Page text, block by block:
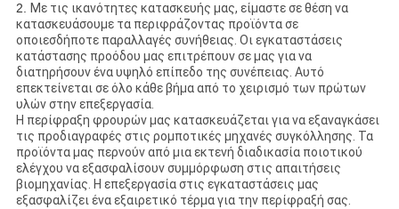
2. Με τις ικανότητες κατασκευής μας, είμαστε σε θέση να
κατασκευάσουμε τα περιφράζοντας προϊόντα σε
οποιεσδήποτε παραλλαγές συνήθειας. Οι εγκαταστάσεις
κατάστασης προόδου μας επιτρέπουν σε μας για να
διατηρήσουν ένα υψηλό επίπεδο της συνέπειας. Αυτό
επεκτείνεται σε όλο κάθε βήμα από το χειρισμό των πρώτων
υλών στην επεξεργασία.
Η περίφραξη φρουρών μας κατασκευάζεται για να εξαναγκάσει
τις προδιαγραφές στις ρομποτικές μηχανές συγκόλλησης. Τα
προϊόντα μας περνούν από μια εκτενή διαδικασία ποιοτικού
ελέγχου να εξασφαλίσουν συμμόρφωση στις απαιτήσεις
βιομηχανίας. Η επεξεργασία στις εγκαταστάσεις μας
εξασφαλίζει ένα εξαιρετικό τέρμα για την περίφραξή σας.